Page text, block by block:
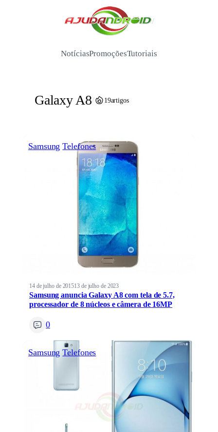
/
NotíciasPromoçõesTutoriais
Galaxy A8/ 19artigos
Samsung Telefones
14 de julho de 201513 de julho de 2023
Samsung anuncia Galaxy A8 com tela de 5.7,
processador de 8 núcleos e câmera de 16MP
0
Samsung Telefones